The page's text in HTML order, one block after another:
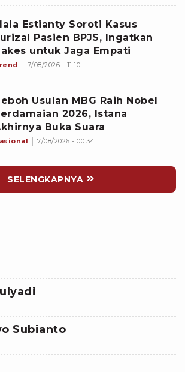
Estianty Soroti Kasus
Pasien BPJS, Ingatkan
untuk Jaga Empati
7/08/2026 - 11:10
Usulan MBG Raih Nobel
2026, Istana
Buka Suara
7/08/2026 - 00:34
SELENGKAPNYA
Subianto